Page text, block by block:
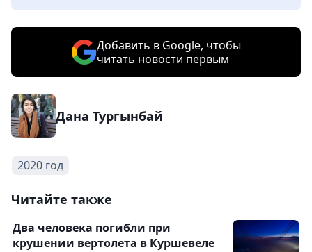
Добавить в Google, чтобы
читать новости первым
Дана Тургынбай
2020 год
Читайте также
Два человека погибли при
крушении вертолета в Куршевеле